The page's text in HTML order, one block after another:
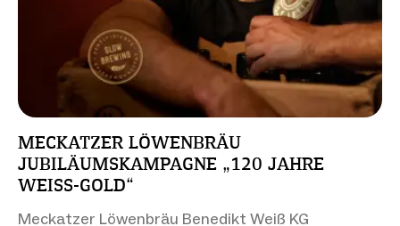
MECKATZER LÖWENBRÄU
JUBILÄUMSKAMPAGNE „120 JAHRE
WEISS-GOLD“
Meckatzer Löwenbräu Benedikt Weiß KG